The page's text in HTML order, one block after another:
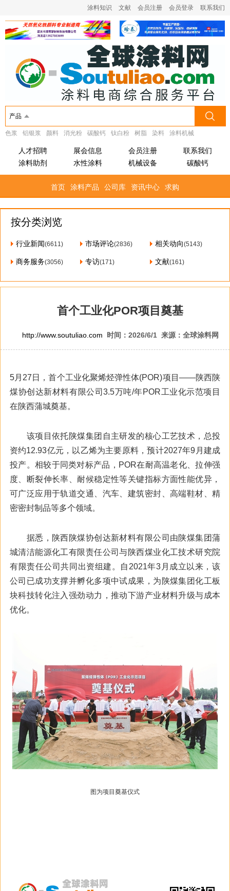
涂料知识 文献 会员注册 会员登录 联系我们
产品
色浆 铝银浆 颜料 消光粉 碳酸钙 钛白粉 树脂 染料 涂料机械
人才招聘 展会信息 会员注册
联系我们
涂料助剂
水性涂料 机械设备 碳酸钙
首页 涂料产品 公司库 资讯中心 求购
按分类浏览
行业新闻(6611) 市场评论(2836) 相关动向(5143)
商务服务(3056) 专访(171) 文献(161)
首个工业化POR项目奠基
http://www.soutuliao.com 时间：2026/6/1 来源：全球涂料网
5月27日，首个工业化聚烯烃弹性体(POR)项目——陕西陕
煤协创达新材料有限公司3.5万吨/年POR工业化示范项目
在陕西蒲城奠基。
该项目依托陕煤集团自主研发的核心工艺技术，总投
资约12.93亿元，以乙烯为主要原料，预计2027年9月建成
投产。相较于同类对标产品，POR在耐高温老化、拉伸强
度、断裂伸长率、耐候稳定性等关键指标方面性能优异，
可广泛应用于轨道交通、汽车、建筑密封、高端鞋材、精
密密封制品等多个领域。
据悉，陕西陕煤协创达新材料有限公司由陕煤集团蒲
城清洁能源化工有限责任公司与陕西煤业化工技术研究院
有限责任公司共同出资组建。自2021年3月成立以来，该
公司已成功支撑并孵化多项中试成果，为陕煤集团化工板
块科技转化注入强劲动力，推动下游产业材料升级与成本
优化。
图为项目奠基仪式